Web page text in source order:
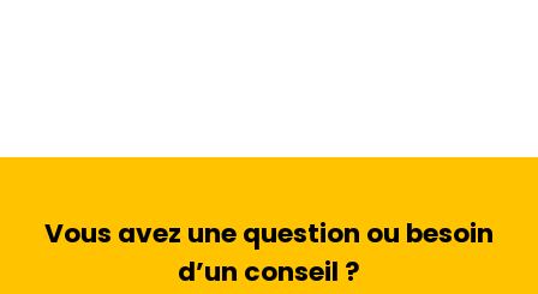
Vous avez une question ou besoin
d’un conseil ?